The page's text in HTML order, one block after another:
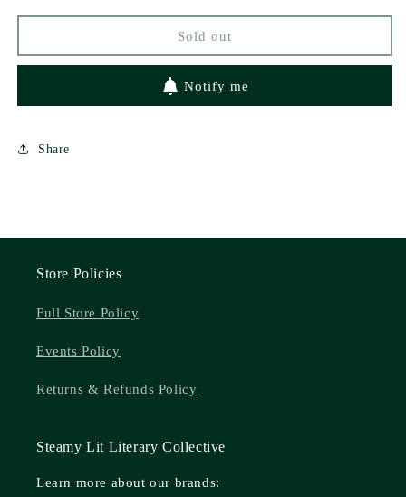
Sold out
Notify me
Share
Store Policies
Full Store Policy
Events Policy
Returns & Refunds Policy
Steamy Lit Literary Collective
Learn more about our brands: